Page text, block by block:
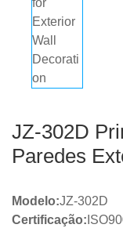
JZ-302D
Paredes
Modelo:JZ-302D
Certificação: